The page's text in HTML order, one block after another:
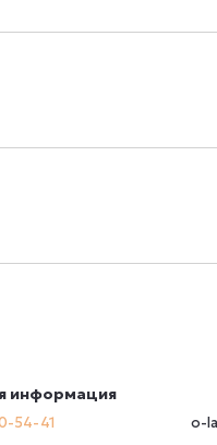
информация
54-41
o-